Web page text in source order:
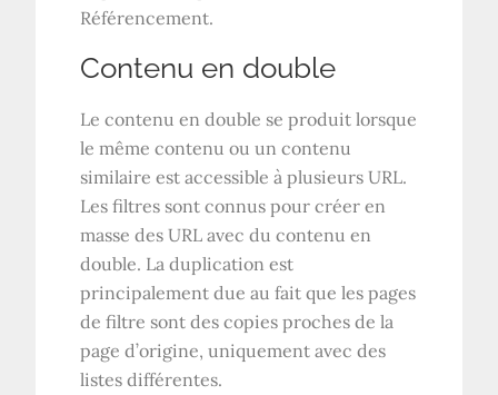
Référencement.
Contenu en double
Le contenu en double se produit lorsque
le même contenu ou un contenu
similaire est accessible à plusieurs URL.
Les filtres sont connus pour créer en
masse des URL avec du contenu en
double. La duplication est
principalement due au fait que les pages
de filtre sont des copies proches de la
page d’origine, uniquement avec des
listes différentes.